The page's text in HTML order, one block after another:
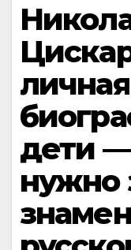
дети —
нужно